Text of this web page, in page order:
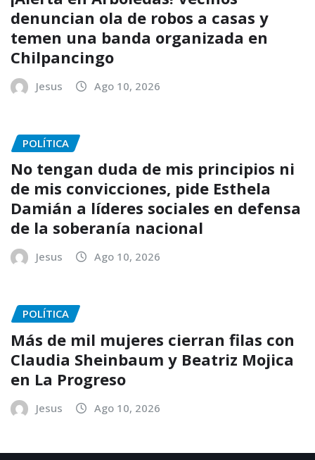
denuncian ola de robos a casas y
temen una banda organizada en
Chilpancingo
Jesus Ago 10, 2026
POLÍTICA
No tengan duda de mis principios ni
de mis convicciones, pide Esthela
Damián a líderes sociales en defensa
de la soberanía nacional
Jesus Ago 10, 2026
POLÍTICA
Más de mil mujeres cierran filas con
Claudia Sheinbaum y Beatriz Mojica
en La Progreso
Jesus Ago 10, 2026